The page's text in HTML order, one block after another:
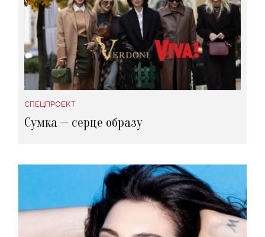
СПЕЦПРОЕКТ
Сумка — серце образу